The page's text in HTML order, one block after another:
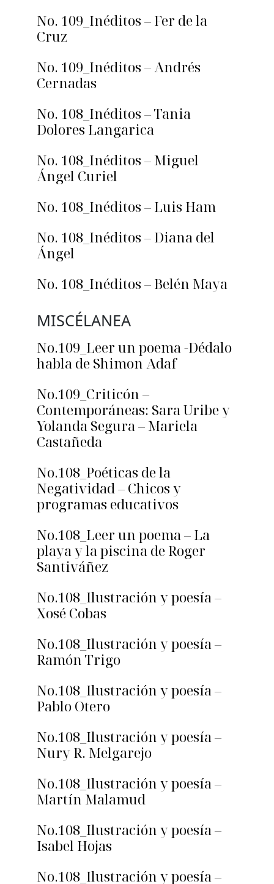
No. 109_Inéditos – Fer de la
Cruz
No. 109_Inéditos – Andrés
Cernadas
No. 108_Inéditos – Tania
Dolores Langarica
No. 108_Inéditos – Miguel
Ángel Curiel
No. 108_Inéditos – Luis Ham
No. 108_Inéditos – Diana del
Ángel
No. 108_Inéditos – Belén Maya
MISCÉLANEA
No.109_Leer un poema -Dédalo
habla de Shimon Adaf
No.109_Criticón –
Contemporáneas: Sara Uribe y
Yolanda Segura – Mariela
Castañeda
No.108_Poéticas de la
Negatividad – Chicos y
programas educativos
No.108_Leer un poema – La
playa y la piscina de Roger
Santiváñez
No.108_Ilustración y poesía –
Xosé Cobas
No.108_Ilustración y poesía –
Ramón Trigo
No.108_Ilustración y poesía –
Pablo Otero
No.108_Ilustración y poesía –
Nury R. Melgarejo
No.108_Ilustración y poesía –
Martín Malamud
No.108_Ilustración y poesía –
Isabel Hojas
No.108_Ilustración y poesía –